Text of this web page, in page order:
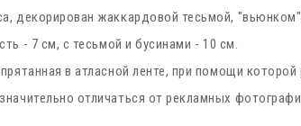
красный в
декорирован жаккардовой тесьмой,
- 7 см, с тесьмой и бусинами - 10 см.
в атласной ленте, при помощи
отличаться от рекламных